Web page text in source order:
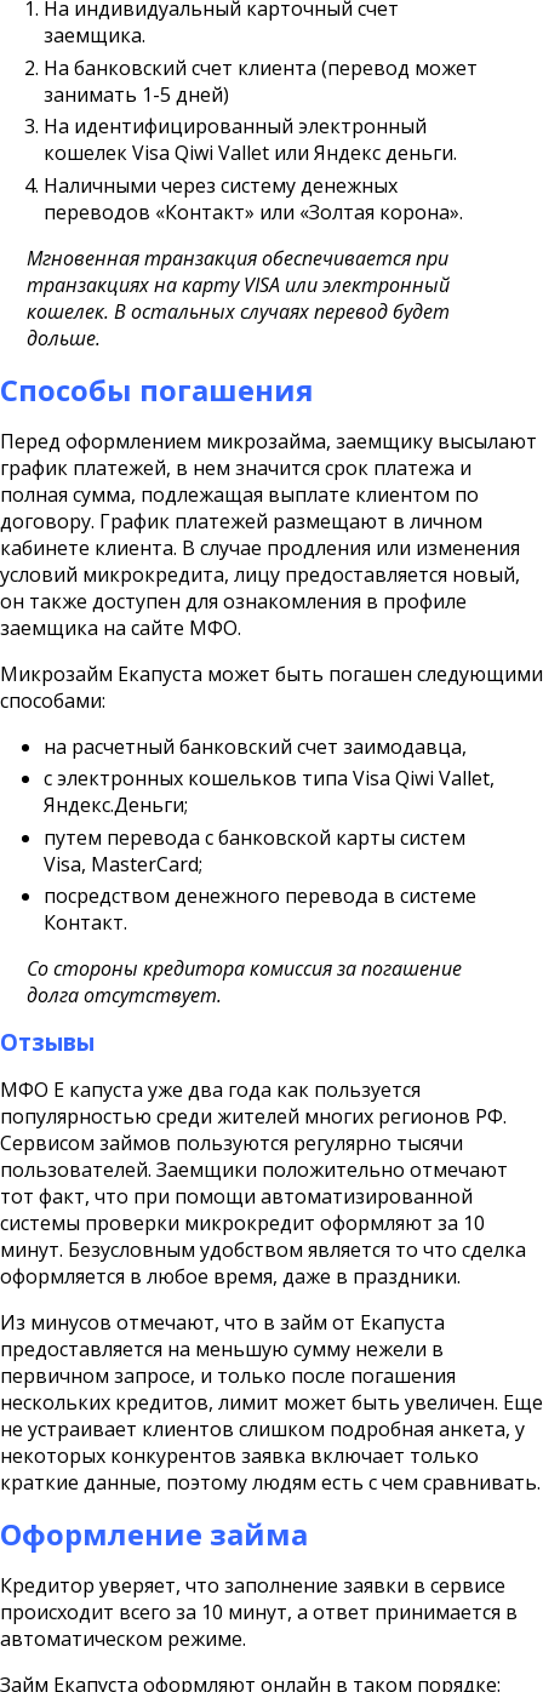
На индивидуальный карточный счет
заемщика.
На банковский счет клиента (перевод может
занимать 1-5 дней)
На идентифицированный электронный
кошелек Visa Qiwi Vallet или Яндекс деньги.
Наличными через систему денежных
переводов «Контакт» или «Золтая корона».
Мгновенная транзакция обеспечивается при
транзакциях на карту VISA или электронный
кошелек. В остальных случаях перевод будет
дольше.
Способы погашения
Перед оформлением микрозайма, заемщику высылают
график платежей, в нем значится срок платежа и
полная сумма, подлежащая выплате клиентом по
договору. График платежей размещают в личном
кабинете клиента. В случае продления или изменения
условий микрокредита, лицу предоставляется новый,
он также доступен для ознакомления в профиле
заемщика на сайте МФО.
Микрозайм Екапуста может быть погашен следующими
способами:
на расчетный банковский счет заимодавца,
с электронных кошельков типа Visa Qiwi Vallet,
Яндекс.Деньги;
путем перевода с банковской карты систем
Visa, MasterCard;
посредством денежного перевода в системе
Контакт.
Со стороны кредитора комиссия за погашение
долга отсутствует.
Отзывы
МФО Е капуста уже два года как пользуется
популярностью среди жителей многих регионов РФ.
Сервисом займов пользуются регулярно тысячи
пользователей. Заемщики положительно отмечают
тот факт, что при помощи автоматизированной
системы проверки микрокредит оформляют за 10
минут. Безусловным удобством является то что сделка
оформляется в любое время, даже в праздники.
Из минусов отмечают, что в займ от Екапуста
предоставляется на меньшую сумму нежели в
первичном запросе, и только после погашения
нескольких кредитов, лимит может быть увеличен. Еще
не устраивает клиентов слишком подробная анкета, у
некоторых конкурентов заявка включает только
краткие данные, поэтому людям есть с чем сравнивать.
Оформление займа
Кредитор уверяет, что заполнение заявки в сервисе
происходит всего за 10 минут, а ответ принимается в
автоматическом режиме.
Займ Екапуста оформляют онлайн в таком порядке: